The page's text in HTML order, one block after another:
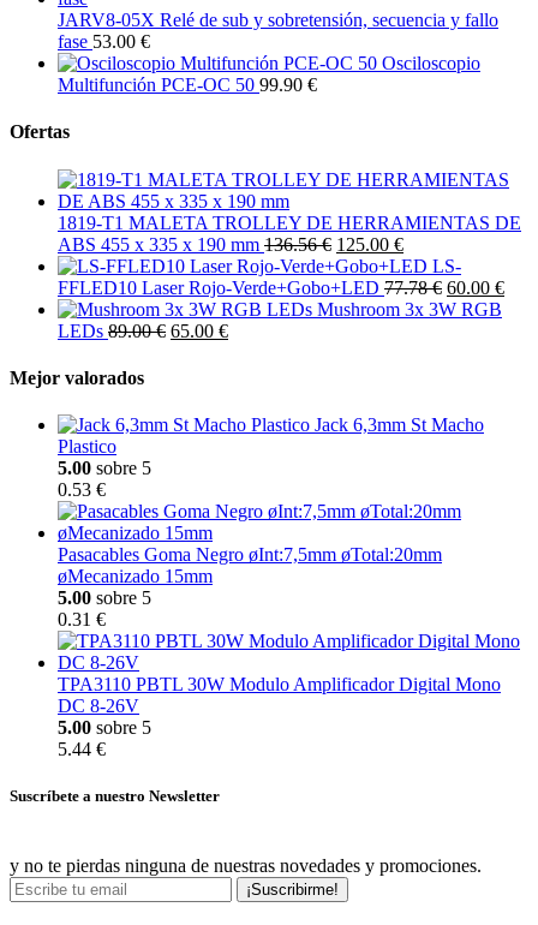
JARV8-05X Relé de sub y sobretensión, secuencia y fallo
fase 53.00 €
Osciloscopio
Multifunción PCE-OC 50 99.90 €
Ofertas
1819-T1 MALETA TROLLEY DE HERRAMIENTAS DE
ABS 455 x 335 x 190 mm 136.56 € 125.00 €
LS-
FFLED10 Laser Rojo-Verde+Gobo+LED 77.78 € 60.00 €
Mushroom 3x 3W RGB
LEDs 89.00 € 65.00 €
Mejor valorados
Jack 6,3mm St Macho
Plastico
5.00 sobre 5
0.53 €
Pasacables Goma Negro øInt:7,5mm øTotal:20mm
øMecanizado 15mm
5.00 sobre 5
0.31 €
TPA3110 PBTL 30W Modulo Amplificador Digital Mono
DC 8-26V
5.00 sobre 5
5.44 €
Suscríbete a nuestro Newsletter
y no te pierdas ninguna de nuestras novedades y promociones.
¡Suscribirme!